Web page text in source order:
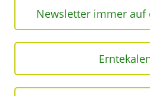
Newsletter immer auf